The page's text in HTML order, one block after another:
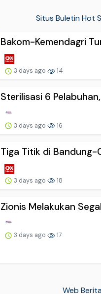
Situs Buletin Hot
Bakom-Kemendagri
3 days ago 14
Sterilisasi 6
3 days ago 16
Tiga Titik di Bandung-
3 days ago 18
Zionis Melakukan
3 days ago 17
Web